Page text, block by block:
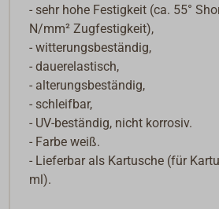
- sehr hohe Festigkeit (ca. 55°
N/mm² Zugfestigkeit),
- witterungsbeständig,
- dauerelastisch,
- alterungsbeständig,
- schleifbar,
- UV-beständig, nicht korrosiv.
- Farbe weiß.
- Lieferbar als Kartusche (für
ml).